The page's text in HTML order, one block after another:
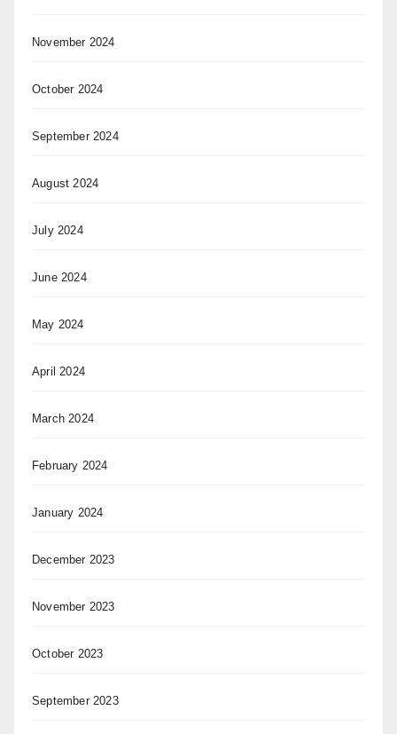
November 2024
October 2024
September 2024
August 2024
July 2024
June 2024
May 2024
April 2024
March 2024
February 2024
January 2024
December 2023
November 2023
October 2023
September 2023